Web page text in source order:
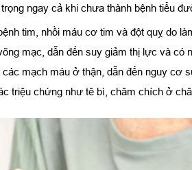
ngay cả khi chưa thành bệnh tiểu
tim, nhồi máu cơ tim và đột quỵ do
mạc, dẫn đến suy giảm thị lực và có
mạch máu ở thận, dẫn đến nguy cơ
triệu chứng như tê bì, châm chích ở